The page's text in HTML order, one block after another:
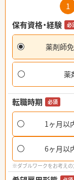
1
保有資格・経験
必
薬剤師
薬
転職時期 必須
1ヶ月以
6ヶ月以
※ダブルワークをお考えの